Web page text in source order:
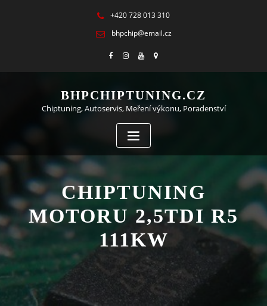
+420 728 013 310
bhpchip@email.cz
BHPCHIPTUNING.CZ
Chiptuning, Autoservis, Meření výkonu, Poradenství
CHIPTUNING
MOTORU 2,5TDI R5
111KW